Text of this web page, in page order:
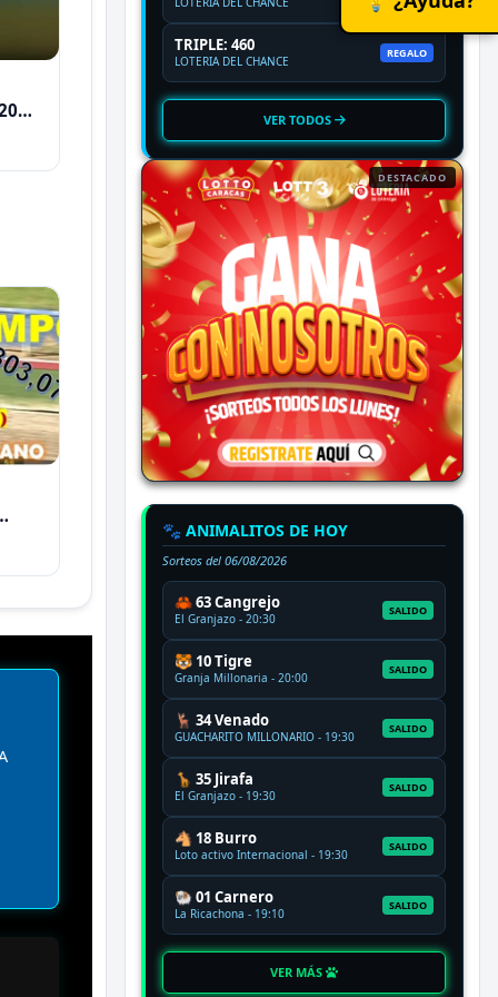
TRIPLE: 460
LOTERIA DEL CHANCE
REGALO
VER TODOS
DESTACADO
🐾 ANIMALITOS DE HOY
Sorteos del 06/08/2026
🦀 63 Cangrejo
El Granjazo - 20:30
SALIDO
🐯 10 Tigre
Granja Millonaria - 20:00
SALIDO
🦌 34 Venado
GUACHARITO MILLONARIO - 19:30
SALIDO
🦒 35 Jirafa
El Granjazo - 19:30
SALIDO
🐴 18 Burro
Loto activo Internacional - 19:30
SALIDO
🐏 01 Carnero
La Ricachona - 19:10
SALIDO
VER MÁS